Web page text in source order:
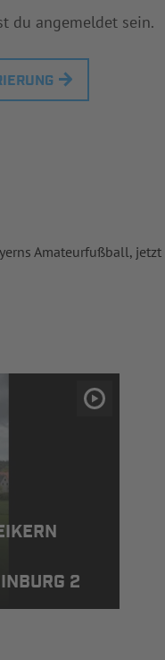
du angemeldet sein.
Amateurfußball,
2